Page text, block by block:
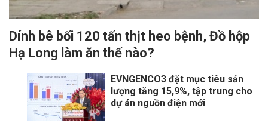
Dính bê bối 120 tấn thịt heo bệnh, Đồ hộp
Hạ Long làm ăn thế nào?
EVNGENCO3 đặt mục tiêu sản
lượng tăng 15,9%, tập trung cho
dự án nguồn điện mới